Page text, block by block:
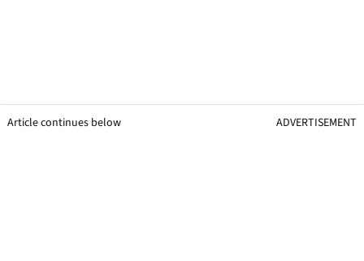
Article continues below ADVERTISEMENT